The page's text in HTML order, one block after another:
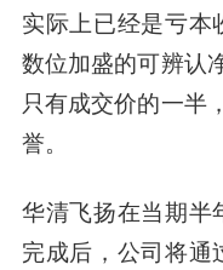
实际上已经是亏本
数位加盛的可辨认
只有成交价的一半
誉。
华清飞扬在当期半
完成后，公司将通